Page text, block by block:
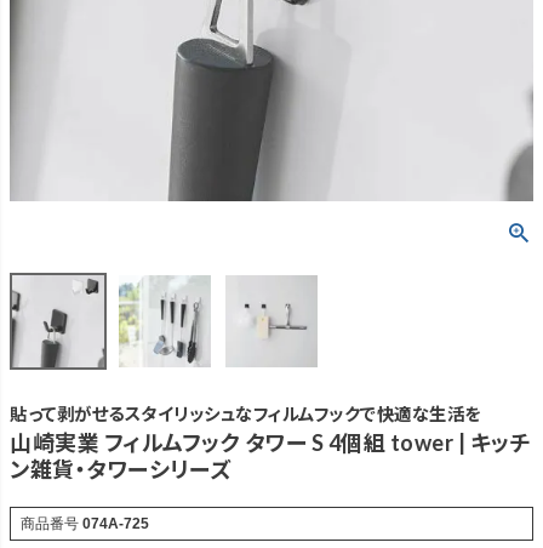
貼って剥がせるスタイリッシュなフィルムフックで快適な生活を
山崎実業 フィルムフック タワー S 4個組 tower | キッチ
ン雑貨・タワーシリーズ
商品番号 074A-725